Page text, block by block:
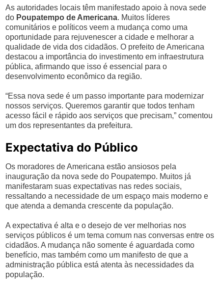
As autoridades locais têm manifestado apoio à nova sede
do Poupatempo de Americana. Muitos líderes
comunitários e políticos veem a mudança como uma
oportunidade para rejuvenescer a cidade e melhorar a
qualidade de vida dos cidadãos. O prefeito de Americana
destacou a importância do investimento em infraestrutura
pública, afirmando que isso é essencial para o
desenvolvimento econômico da região.
“Essa nova sede é um passo importante para modernizar
nossos serviços. Queremos garantir que todos tenham
acesso fácil e rápido aos serviços que precisam,” comentou
um dos representantes da prefeitura.
Expectativa do Público
Os moradores de Americana estão ansiosos pela
inauguração da nova sede do Poupatempo. Muitos já
manifestaram suas expectativas nas redes sociais,
ressaltando a necessidade de um espaço mais moderno e
que atenda a demanda crescente da população.
A expectativa é alta e o desejo de ver melhorias nos
serviços públicos é um tema comum nas conversas entre os
cidadãos. A mudança não somente é aguardada como
benefício, mas também como um manifesto de que a
administração pública está atenta às necessidades da
população.